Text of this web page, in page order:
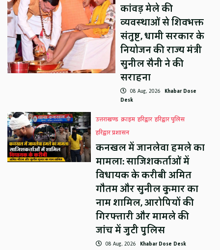
कांवड़ मेले की
व्यवस्थाओं से शिवभक्त
संतुष्ट, धामी सरकार के
नियोजन की राज्य मंत्री
सुनील सैनी ने की
सराहना
08 Aug, 2026 Khabar Dose
Desk
उत्तराखण्ड क्राइम हरिद्वार हरिद्वार पुलिस
हरिद्वार प्रशासन
कनखल में जानलेवा हमले का
मामला: साजिशकर्ताओं में
विधायक के करीबी अमित
गौतम और सुनील कुमार का
नाम शामिल, आरोपियों की
गिरफ्तारी और मामले की
जांच में जुटी पुलिस
08 Aug, 2026 Khabar Dose Desk